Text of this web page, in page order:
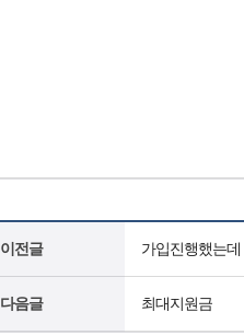
이전글 가입진행했는
다음글 최대지원금